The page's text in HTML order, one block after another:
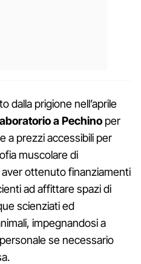
dalla prigione nell’aprile
a Pechino per
a prezzi accessibili per
muscolare di
ottenuto finanziamenti
ad affittare spazi di
scienziati ed
impegnandosi a
se necessario